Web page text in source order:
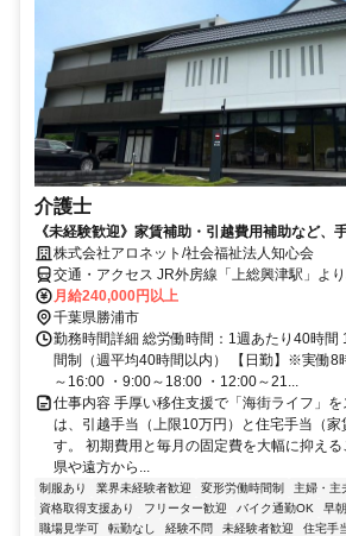
介護士
《未経験歓迎》家賃補助・引越費用補助など、
株式会社アロネット/社会福祉法人知心会
交通・アクセス JR外房線「上総興津駅」よ
月給240,000円以上
千葉県勝浦市
勤務時間詳細 総労働時間：1週あたり40時間
間制（週平均40時間以内） 【日勤】※実働8
～16:00 ・9:00～18:00 ・12:00～21...
仕事内容 手厚い移住支援で「海街ライフ」
は、引越手当（上限10万円）と住宅手当（
す。 初期費用と毎月の固定費を大幅に抑え
県や遠方から...
制服あり 業界未経験者歓迎 変形労働時間制 主婦・主
資格取得支援あり
フリーター歓迎 バイク通勤OK 早朝
職場見学可
転勤なし 経験不問 未経験者歓迎 住宅手